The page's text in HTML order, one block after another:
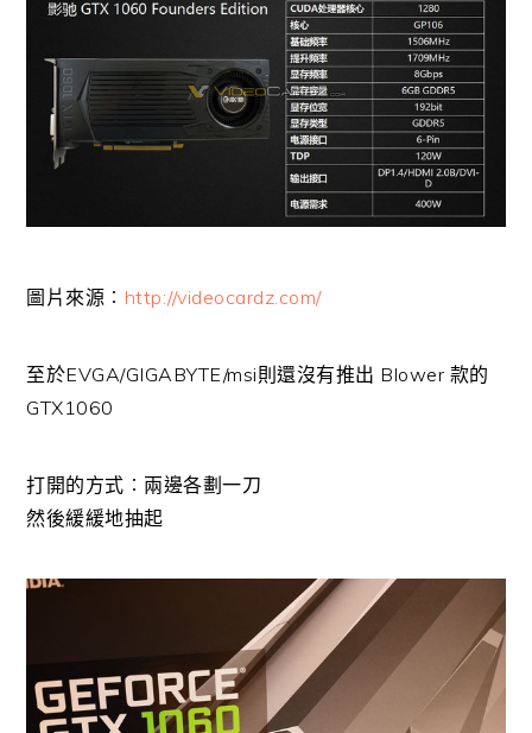
圖片來源︰ http://videocardz.com/
至於EVGA/GIGABYTE/msi則還沒有推出 Blower 款的
GTX1060
打開的方式︰兩邊各劃一刀
然後緩緩地抽起